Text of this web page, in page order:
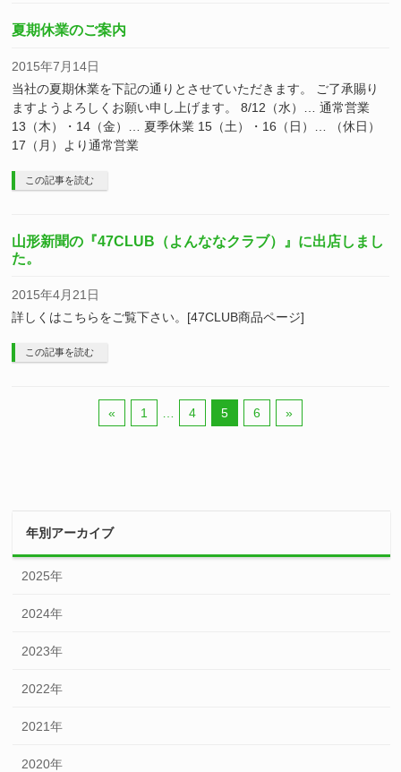
夏期休業のご案内
2015年7月14日
当社の夏期休業を下記の通りとさせていただきます。 ご了承賜り
ますようよろしくお願い申し上げます。 8/12（水）… 通常営業
13（木）・14（金）… 夏季休業 15（土）・16（日）… （休日）
17（月）より通常営業
この記事を読む
山形新聞の『47CLUB（よんななクラブ）』に出店しまし
た。
2015年4月21日
詳しくはこちらをご覧下さい。[47CLUB商品ページ]
この記事を読む
« 1 4 5 6 »
年別アーカイブ
2025年
2024年
2023年
2022年
2021年
2020年